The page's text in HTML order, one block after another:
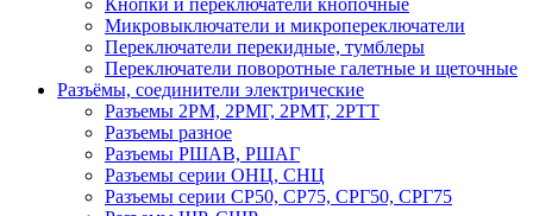
Кнопки и переключатели кнопочные
Микровыключатели и микропереключатели
Переключатели перекидные, тумблеры
Переключатели поворотные галетные и щеточные
Разъёмы, соединители электрические
Разъемы 2РМ, 2РМГ, 2РМТ, 2РТТ
Разъемы разное
Разъемы РШАВ, РШАГ
Разъемы серии ОНЦ, СНЦ
Разъемы серии СР50, СР75, СРГ50, СРГ75